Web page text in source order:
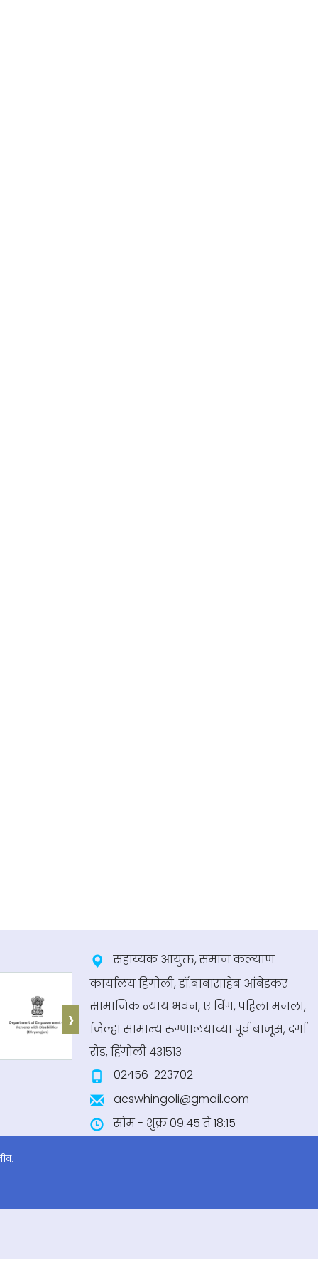
›
सहाय्यक आयुक्त, समाज कल्याण
कार्यालय हिंगोली, डॉ.बाबासाहेब आंबेडकर
सामाजिक न्याय भवन, ए विंग, पहिला मजला,
जिल्हा सामान्य रुग्णालयाच्या पूर्व बाजूस, दर्गा
रोड, हिंगोली ४३१५१३
02456-223702
acswhingoli@gmail.com
सोम - शुक्र 09:45 ते 18:15